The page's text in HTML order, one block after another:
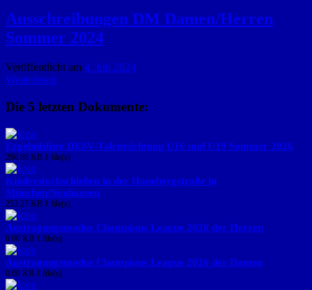
Ausschreibungen DM Damen/Herren
Sommer 2024
Veröffentlicht am 4. Juli 2024
Weiterlesen
Die 5 letzten Dokumente:
Ergebnisliste DESV-Talentsichtung U16 und U19 Sommer 2026
290.98 KB 1 file(s)
Kinderstockschießen in der Hanebergstraße in
München/Neuhausen
253.27 KB 1 file(s)
Austragungsmodus Champions League 2026 der Herren
0.00 KB 1 file(s)
Austragungsmodus Champions League 2026 der Damen
0.00 KB 1 file(s)